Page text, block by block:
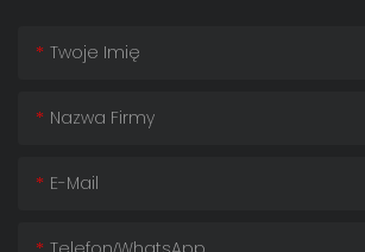
Twoje Imię
Nazwa Firmy
E-Mail